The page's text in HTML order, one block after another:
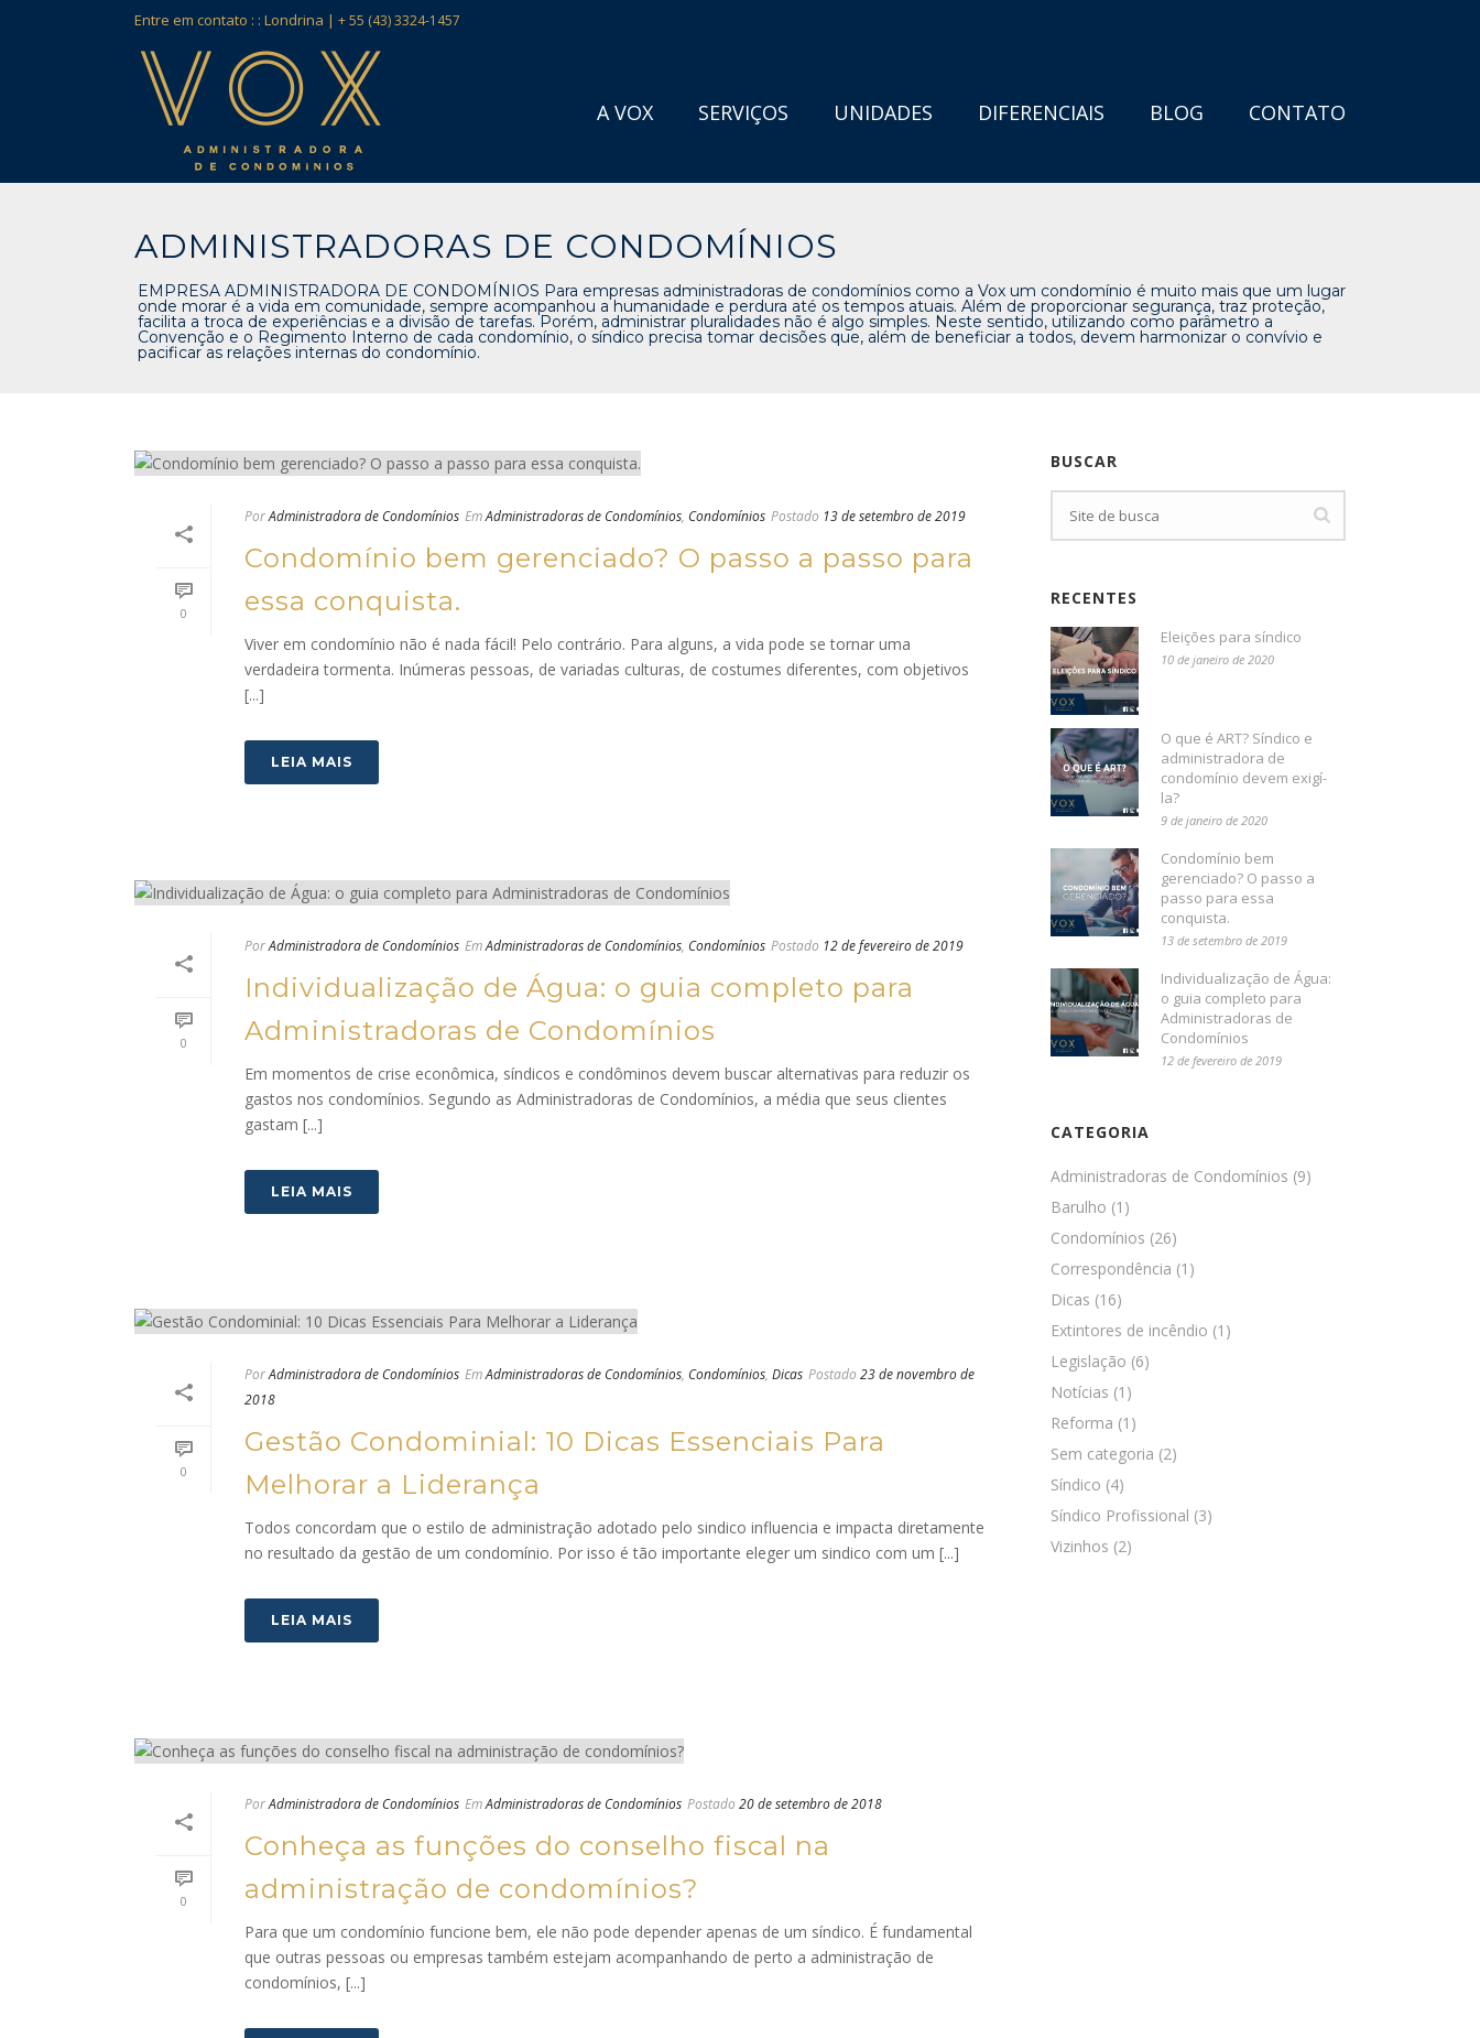
Entre em contato : : Londrina | + 55 (43) 3324-1457
A VOX SERVIÇOS UNIDADES DIFERENCIAIS BLOG CONTATO
ADMINISTRADORAS DE CONDOMÍNIOS
EMPRESA ADMINISTRADORA DE CONDOMÍNIOS Para empresas administradoras de condomínios como a Vox um condomínio é muito mais que um lugar
onde morar é a vida em comunidade, sempre acompanhou a humanidade e perdura até os tempos atuais. Além de proporcionar segurança, traz proteção,
facilita a troca de experiências e a divisão de tarefas. Porém, administrar pluralidades não é algo simples. Neste sentido, utilizando como parâmetro a
Convenção e o Regimento Interno de cada condomínio, o síndico precisa tomar decisões que, além de beneficiar a todos, devem harmonizar o convívio e
pacificar as relações internas do condomínio.
0
PorAdministradora de Condomínios EmAdministradoras de Condomínios, Condomínios Postado 13 de setembro de 2019
Condomínio bem gerenciado? O passo a passo para
essa conquista.
Viver em condomínio não é nada fácil! Pelo contrário. Para alguns, a vida pode se tornar uma
verdadeira tormenta. Inúmeras pessoas, de variadas culturas, de costumes diferentes, com objetivos
[...]
LEIA MAIS
0
PorAdministradora de Condomínios EmAdministradoras de Condomínios, Condomínios Postado 12 de fevereiro de 2019
Individualização de Água: o guia completo para
Administradoras de Condomínios
Em momentos de crise econômica, síndicos e condôminos devem buscar alternativas para reduzir os
gastos nos condomínios. Segundo as Administradoras de Condomínios, a média que seus clientes
gastam [...]
LEIA MAIS
0
PorAdministradora de Condomínios EmAdministradoras de Condomínios, Condomínios, Dicas Postado 23 de novembro de
2018
Gestão Condominial: 10 Dicas Essenciais Para
Melhorar a Liderança
Todos concordam que o estilo de administração adotado pelo sindico influencia e impacta diretamente
no resultado da gestão de um condomínio. Por isso é tão importante eleger um sindico com um [...]
LEIA MAIS
0
PorAdministradora de Condomínios EmAdministradoras de Condomínios Postado 20 de setembro de 2018
Conheça as funções do conselho fiscal na
administração de condomínios?
Para que um condomínio funcione bem, ele não pode depender apenas de um síndico. É fundamental
que outras pessoas ou empresas também estejam acompanhando de perto a administração de
condomínios, [...]
BUSCAR
RECENTES
Eleições para síndico
10 de janeiro de 2020
O que é ART? Síndico e
administradora de
condomínio devem exigí-
la?
9 de janeiro de 2020
Condomínio bem
gerenciado? O passo a
passo para essa
conquista.
13 de setembro de 2019
Individualização de Água:
o guia completo para
Administradoras de
Condomínios
12 de fevereiro de 2019
CATEGORIA
Administradoras de Condomínios (9)
Barulho (1)
Condomínios (26)
Correspondência (1)
Dicas (16)
Extintores de incêndio (1)
Legislação (6)
Notícias (1)
Reforma (1)
Sem categoria (2)
Síndico (4)
Síndico Profissional (3)
Vizinhos (2)